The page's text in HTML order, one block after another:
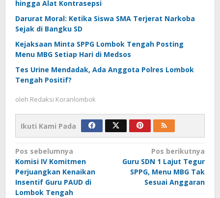
hingga Alat Kontrasepsi
Darurat Moral: Ketika Siswa SMA Terjerat Narkoba
Sejak di Bangku SD
Kejaksaan Minta SPPG Lombok Tengah Posting
Menu MBG Setiap Hari di Medsos
Tes Urine Mendadak, Ada Anggota Polres Lombok
Tengah Positif?
oleh Redaksi Koranlombok
Ikuti Kami Pada
Navigasi
pos
Pos sebelumnya
Komisi IV Komitmen
Perjuangkan Kenaikan
Insentif Guru PAUD di
Lombok Tengah
Pos berikutnya
Guru SDN 1 Lajut Tegur
SPPG, Menu MBG Tak
Sesuai Anggaran